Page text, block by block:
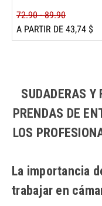
72.90 - 89.90
A PARTIR DE 43,74 $
SUDADERAS Y
PRENDAS DE
LOS
La importancia
trabajar en